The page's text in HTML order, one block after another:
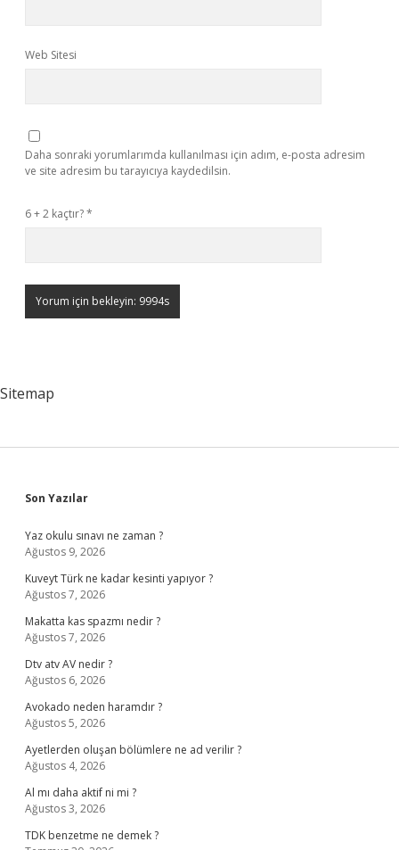
Web Sitesi
Daha sonraki yorumlarımda kullanılması için adım, e-posta adresim
ve site adresim bu tarayıcıya kaydedilsin.
6 + 2 kaçtır?*
Sitemap
Sidebar
Son Yazılar
Yaz okulu sınavı ne zaman ?
Ağustos 9, 2026
Kuveyt Türk ne kadar kesinti yapıyor ?
Ağustos 7, 2026
Makatta kas spazmı nedir ?
Ağustos 7, 2026
Dtv atv AV nedir ?
Ağustos 6, 2026
Avokado neden haramdır ?
Ağustos 5, 2026
Ayetlerden oluşan bölümlere ne ad verilir ?
Ağustos 4, 2026
Al mı daha aktif ni mi ?
Ağustos 3, 2026
TDK benzetme ne demek ?